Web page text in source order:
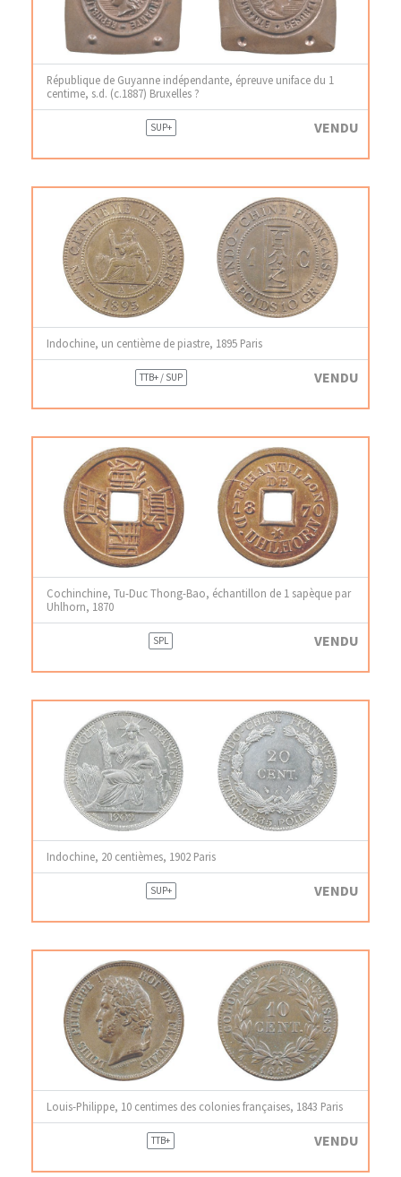
République de Guyanne indépendante, épreuve uniface du 1
centime, s.d. (c.1887) Bruxelles ?
SUP+ VENDU
Indochine, un centième de piastre, 1895 Paris
TTB+ / SUP VENDU
Cochinchine, Tu-Duc Thong-Bao, échantillon de 1 sapèque par
Uhlhorn, 1870
SPL VENDU
Indochine, 20 centièmes, 1902 Paris
SUP+ VENDU
Louis-Philippe, 10 centimes des colonies françaises, 1843 Paris
TTB+ VENDU